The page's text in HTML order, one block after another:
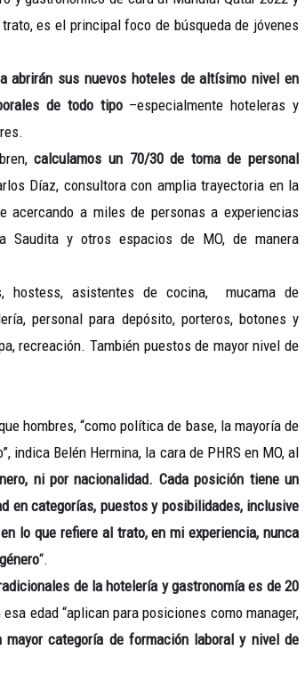
es el principal foco de búsqueda de jóvenes
abrirán sus nuevos hoteles de altísimo nivel en
de todo tipo–especialmente hoteleras y
calculamos un 70/30 de toma de personal
Díaz, consultora con amplia trayectoria en la
a miles de personas a experiencias
Saudita y otros espacios de MO, de manera
hostess, asistentes de cocina, mucama de
personal para depósito, porteros, botones y
recreación. También puestos de mayor nivel de
hombres, “como política de base, la mayoría de
indica Belén Hermina, la cara de PHRS en MO, al
ni por nacionalidad. Cada posición tiene un
en categorías, puestos y posibilidades, inclusive
lo que refiere al trato, en mi experiencia, nunca
“.
de la hotelería y gastronomía es de 20
edad “aplican para posiciones como manager,
categoría de formación laboral y nivel de